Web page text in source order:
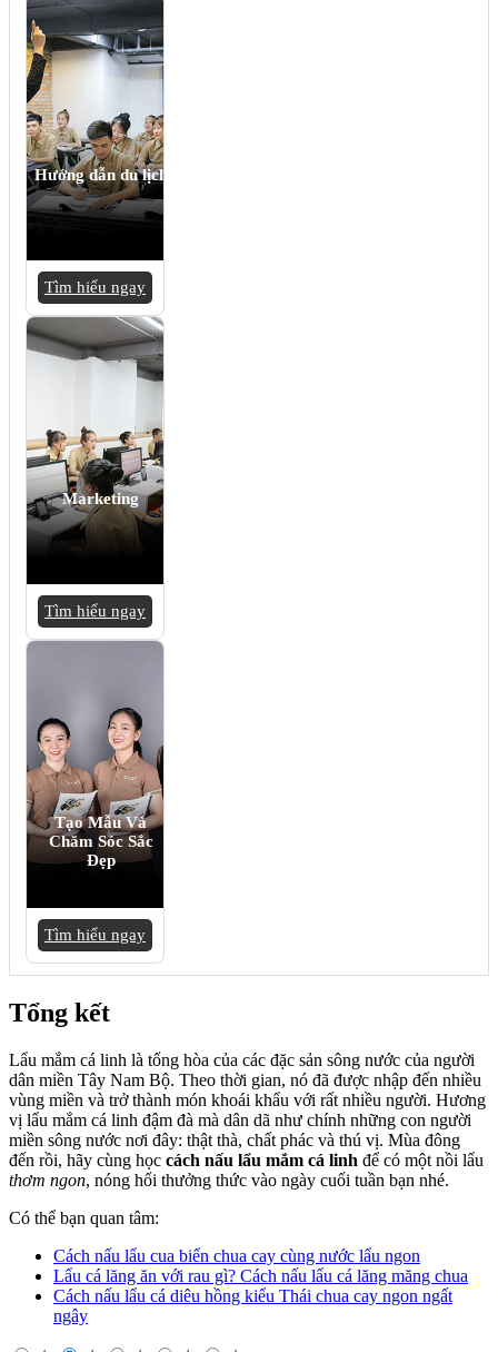
Hướng dẫn du lịch
Tìm hiểu ngay
Marketing
Tìm hiểu ngay
Tạo Mẫu Và
Chăm Sóc Sắc
Đẹp
Tìm hiểu ngay
Tổng kết
Lẩu mắm cá linh là tổng hòa của các đặc sản sông nước của người
dân miền Tây Nam Bộ. Theo thời gian, nó đã được nhập đến nhiều
vùng miền và trở thành món khoái khẩu với rất nhiều người. Hương
vị lẩu mắm cá linh đậm đà mà dân dã như chính những con người
miền sông nước nơi đây: thật thà, chất phác và thú vị. Mùa đông
đến rồi, hãy cùng học cách nấu lẩu mắm cá linh để có một nồi lẩu
thơm ngon, nóng hổi thưởng thức vào ngày cuối tuần bạn nhé.
Có thể bạn quan tâm:
Cách nấu lẩu cua biển chua cay cùng nước lẩu ngon
Lẩu cá lăng ăn với rau gì? Cách nấu lẩu cá lăng măng chua
Cách nấu lẩu cá diêu hồng kiểu Thái chua cay ngon ngất
ngây